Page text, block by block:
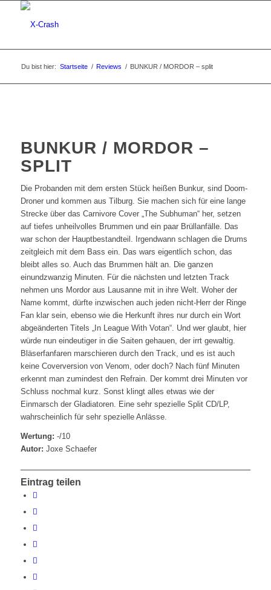
Du bist hier: Startseite / Reviews / BUNKUR / MORDOR – split
BUNKUR / MORDOR –
SPLIT
Die Probanden mit dem ersten Stück heißen Bunkur, sind Doom-
Droner und kommen aus Tilburg. Sie machen sich für eine lange
Strecke über das Carnivore Cover „The Subhuman“ her, setzen
auf tiefes unheilvolles Brummen und ein paar Brüllanfälle. Das
war schon der Hauptbestandteil. Irgendwann schlagen die Drums
zeitgleich mit dem Bass ein. Das wars eigentlich schon, das
bleibt alles so. Auch das Brummen hält an. Die ganzen
einundzwanzig Minuten. Für die nächsten und letzten Track
nehmen uns Mordor aus Lausanne mit in ihre Welt. Woher der
Name kommt, dürfte inzwischen auch jeden nicht-Herr der Ringe
Fan klar sein, ebenso wie die Herkunft ihres nur durch ein Wort
abgeänderten Titels „In League With Votan“. Und wer glaubt, hier
würde nun eindeutiger in die Saiten gehauen, der irrt gewaltig.
Bläserfanfaren marschieren durch den Track, und es ist auch
keine Coverversion von Venom, oder doch? Nach fünf Minuten
erkennt man zumindest den Refrain. Der kommt drei Minuten vor
Schluss nochmal kurz. Sonst klingt alles etwas wie der
Einmarsch der Gladiatoren. Eine sehr spezielle Split CD/LP,
wahrscheinlich für sehr spezielle Anlässe.
Wertung: -/10
Autor: Joxe Schaefer
Eintrag teilen